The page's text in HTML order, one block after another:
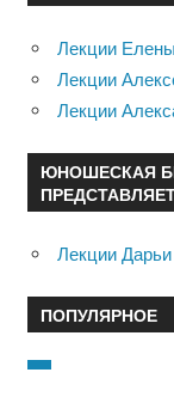
Лекции
Лекции
Лекции
ЮНОШЕСКАЯ
Лекции
ПОПУЛЯРНОЕ